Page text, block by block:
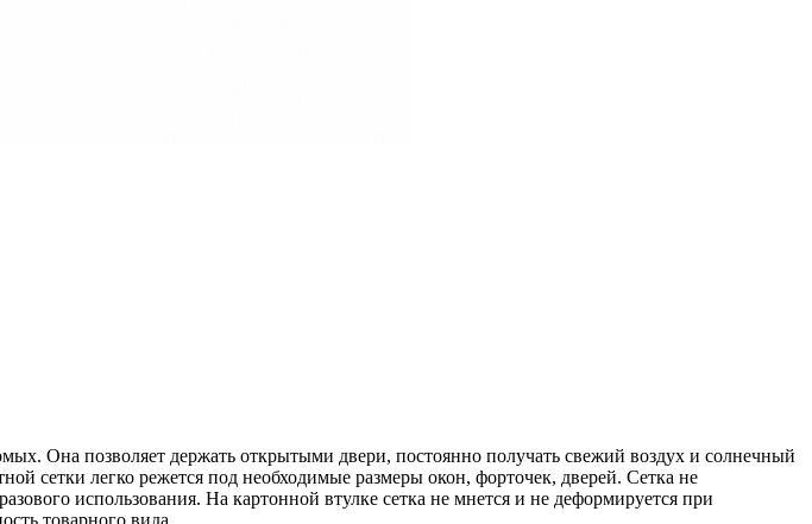
Она позволяет держать открытыми двери, постоянно получать свежий воздух и солнечный
сетки легко режется под необходимые размеры окон, форточек, дверей. Сетка не
использования. На картонной втулке сетка не мнется и не деформируется при
товарного вида.